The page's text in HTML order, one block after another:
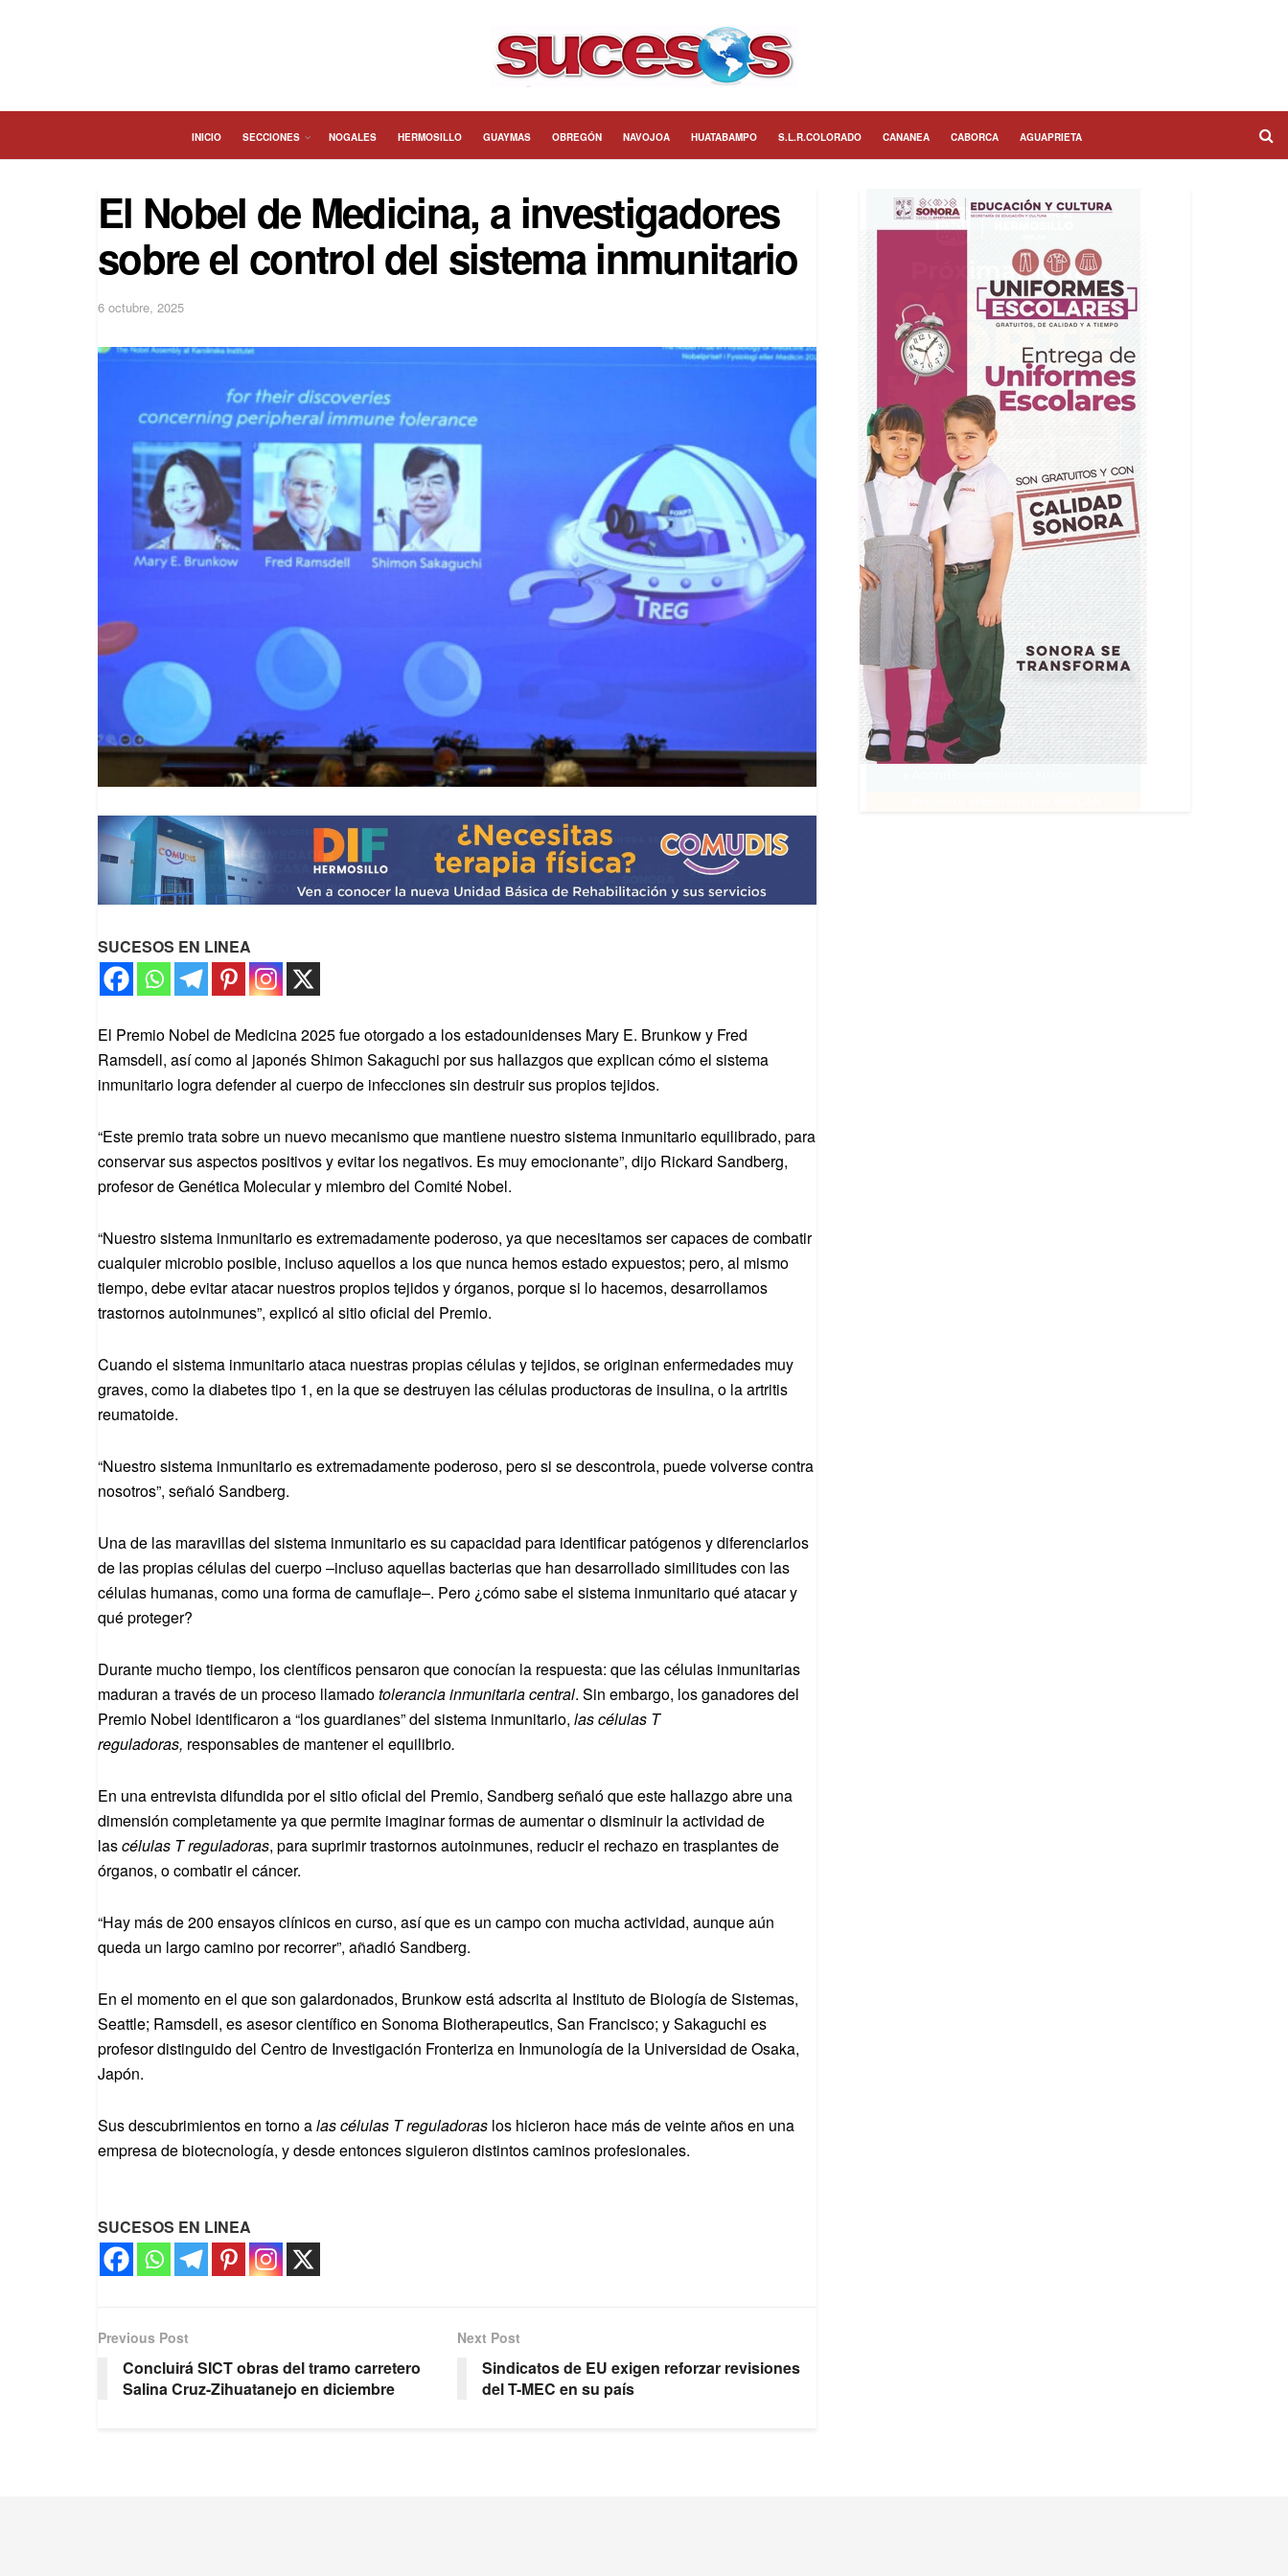
INICIO SECCIONES NOGALES HERMOSILLO GUAYMAS OBREGÓN NAVOJOA HUATABAMPO S.L.R.COLORADO CANANEA CABORCA AGUAPRIETA
El Nobel de Medicina, a investigadores
sobre el control del sistema inmunitario
6 octubre, 2025
SUCESOS EN LINEA
El Premio Nobel de Medicina 2025 fue otorgado a los estadounidenses Mary E. Brunkow y Fred
Ramsdell, así como al japonés Shimon Sakaguchi por sus hallazgos que explican cómo el sistema
inmunitario logra defender al cuerpo de infecciones sin destruir sus propios tejidos.
“Este premio trata sobre un nuevo mecanismo que mantiene nuestro sistema inmunitario equilibrado, para
conservar sus aspectos positivos y evitar los negativos. Es muy emocionante”, dijo Rickard Sandberg,
profesor de Genética Molecular y miembro del Comité Nobel.
“Nuestro sistema inmunitario es extremadamente poderoso, ya que necesitamos ser capaces de combatir
cualquier microbio posible, incluso aquellos a los que nunca hemos estado expuestos; pero, al mismo
tiempo, debe evitar atacar nuestros propios tejidos y órganos, porque si lo hacemos, desarrollamos
trastornos autoinmunes”, explicó al sitio oficial del Premio.
Cuando el sistema inmunitario ataca nuestras propias células y tejidos, se originan enfermedades muy
graves, como la diabetes tipo 1, en la que se destruyen las células productoras de insulina, o la artritis
reumatoide.
“Nuestro sistema inmunitario es extremadamente poderoso, pero si se descontrola, puede volverse contra
nosotros”, señaló Sandberg.
Una de las maravillas del sistema inmunitario es su capacidad para identificar patógenos y diferenciarlos
de las propias células del cuerpo –incluso aquellas bacterias que han desarrollado similitudes con las
células humanas, como una forma de camuflaje–. Pero ¿cómo sabe el sistema inmunitario qué atacar y
qué proteger?
Durante mucho tiempo, los científicos pensaron que conocían la respuesta: que las células inmunitarias
maduran a través de un proceso llamadotolerancia inmunitaria central. Sin embargo, los ganadores del
Premio Nobel identificaron a “los guardianes” del sistema inmunitario, las células T
reguladoras, responsables de mantener el equilibrio.
En una entrevista difundida por el sitio oficial del Premio, Sandberg señaló que este hallazgo abre una
dimensión completamente ya que permite imaginar formas de aumentar o disminuir la actividad de
lascélulas T reguladoras, para suprimir trastornos autoinmunes, reducir el rechazo en trasplantes de
órganos, o combatir el cáncer.
“Hay más de 200 ensayos clínicos en curso, así que es un campo con mucha actividad, aunque aún
queda un largo camino por recorrer”, añadió Sandberg.
En el momento en el que son galardonados, Brunkow está adscrita al Instituto de Biología de Sistemas,
Seattle; Ramsdell, es asesor científico en Sonoma Biotherapeutics, San Francisco; y Sakaguchi es
profesor distinguido del Centro de Investigación Fronteriza en Inmunología de la Universidad de Osaka,
Japón.
Sus descubrimientos en torno alas células T reguladoras los hicieron hace más de veinte años en una
empresa de biotecnología, y desde entonces siguieron distintos caminos profesionales.
SUCESOS EN LINEA
Previous Post
Concluirá SICT obras del tramo carretero
Salina Cruz-Zihuatanejo en diciembre
Next Post
Sindicatos de EU exigen reforzar revisiones
del T-MEC en su país